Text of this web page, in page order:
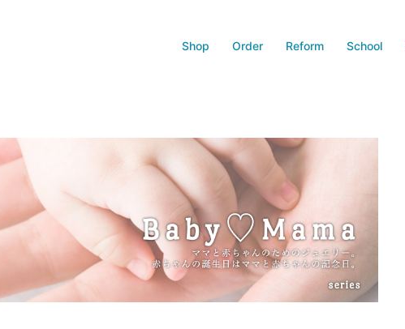
Shop Order Reform School